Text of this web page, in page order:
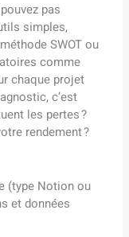
pas
simples,
SWOT ou
comme
chaque projet
c’est
les pertes ?
rendement ?
(type Notion ou
et données